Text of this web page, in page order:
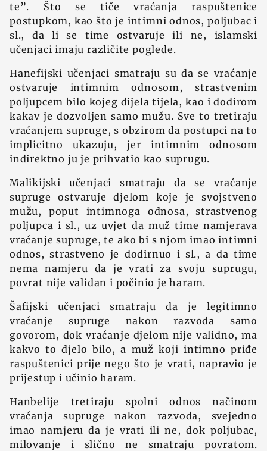
te”. Što se tiče vraćanja raspuštenice
postupkom, kao što je intimni odnos, poljubac i
sl., da li se time ostvaruje ili ne, islamski
učenjaci imaju različite poglede.
Hanefijski učenjaci smatraju su da se vraćanje
ostvaruje intimnim odnosom, strastvenim
poljupcem bilo kojeg dijela tijela, kao i dodirom
kakav je dozvoljen samo mužu. Sve to tretiraju
vraćanjem supruge, s obzirom da postupci na to
implicitno ukazuju, jer intimnim odnosom
indirektno ju je prihvatio kao suprugu.
Malikijski učenjaci smatraju da se vraćanje
supruge ostvaruje djelom koje je svojstveno
mužu, poput intimnoga odnosa, strastvenog
poljupca i sl., uz uvjet da muž time namjerava
vraćanje supruge, te ako bi s njom imao intimni
odnos, strastveno je dodirnuo i sl., a da time
nema namjeru da je vrati za svoju suprugu,
povrat nije validan i počinio je haram.
Šafijski učenjaci smatraju da je legitimno
vraćanje supruge nakon razvoda samo
govorom, dok vraćanje djelom nije validno, ma
kakvo to djelo bilo, a muž koji intimno priđe
raspuštenici prije nego što je vrati, napravio je
prijestup i učinio haram.
Hanbelije tretiraju spolni odnos načinom
vraćanja supruge nakon razvoda, svejedno
imao namjeru da je vrati ili ne, dok poljubac,
milovanje i slično ne smatraju povratom.